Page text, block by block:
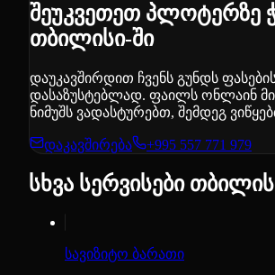
შეუკვეთეთ პლოტერზე
თბილისი-ში
დაუკავშირდით ჩვენს გუნდს
დასაზუსტებლად. ფაილს ონლაინ
ნიმუშს ვადასტურებთ, შემდეგ
დაკავშირება +995 557 771 979
სხვა სერვისები
სავიზიტო ბარათი